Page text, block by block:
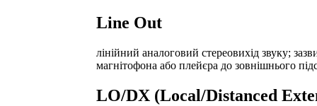
Line Out
лінійний аналоговий стереовихід звуку;
магнітофона або плейєра до зовнішнього
LO/DX (Local/Distanced